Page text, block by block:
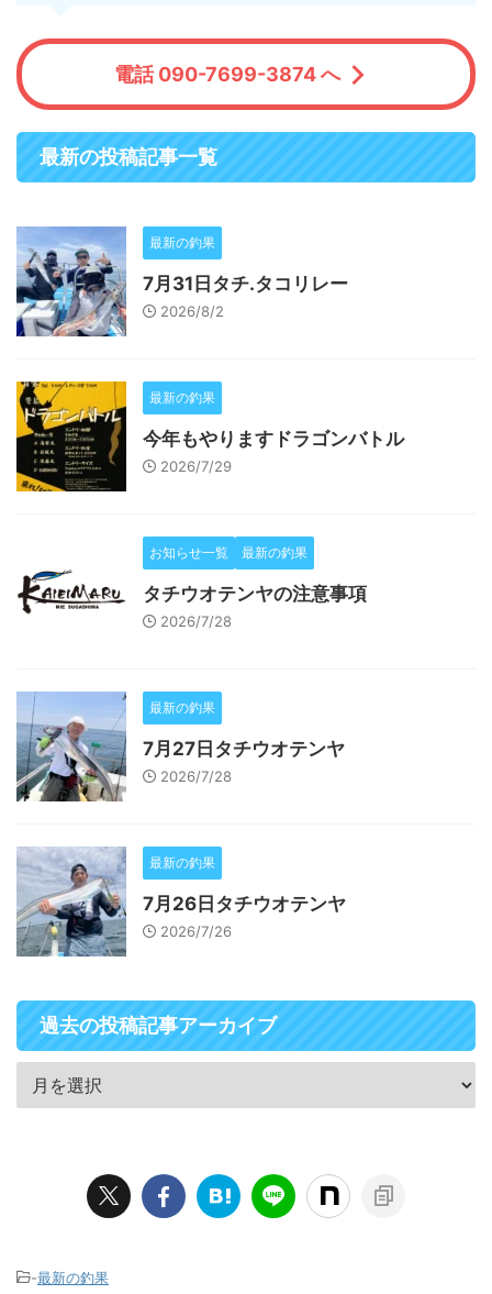
電話 090-7699-3874 へ
最新の投稿記事一覧
最新の釣果
7月31日タチ.タコリレー
2026/8/2
最新の釣果
今年もやりますドラゴンバトル
2026/7/29
お知らせ一覧 最新の釣果
タチウオテンヤの注意事項
2026/7/28
最新の釣果
7月27日タチウオテンヤ
2026/7/28
最新の釣果
7月26日タチウオテンヤ
2026/7/26
過去の投稿記事アーカイブ
-最新の釣果